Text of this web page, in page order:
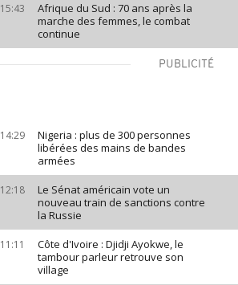
15:43
Afrique du Sud : 70 ans après la
marche des femmes, le combat
continue
PUBLICITÉ
14:29
Nigeria : plus de 300 personnes
libérées des mains de bandes
armées
12:18
Le Sénat américain vote un
nouveau train de sanctions contre
la Russie
11:11
Côte d'Ivoire : Djidji Ayokwe, le
tambour parleur retrouve son
village